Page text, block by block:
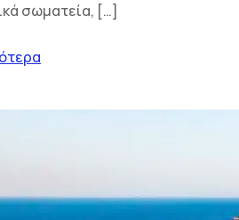
σωματεία, […]